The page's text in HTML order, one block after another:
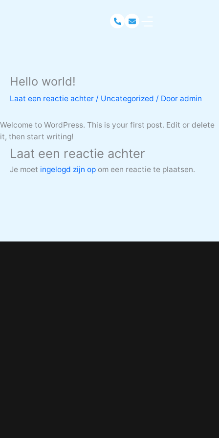
Hello world!
Laat een reactie achter / Uncategorized / Door admin
Welcome to WordPress. This is your first post. Edit or delete
it, then start writing!
Laat een reactie achter
Je moet ingelogd zijn op om een reactie te plaatsen.